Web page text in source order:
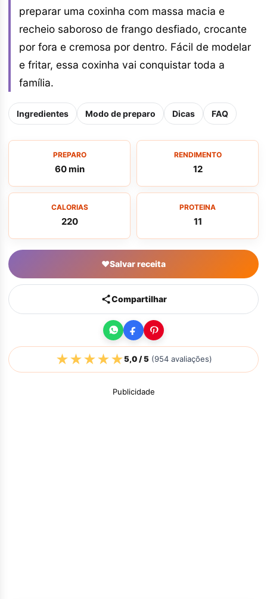
preparar uma coxinha com massa macia e
recheio saboroso de frango desfiado, crocante
por fora e cremosa por dentro. Fácil de modelar
e fritar, essa coxinha vai conquistar toda a
família.
Ingredientes Modo de preparo Dicas FAQ
PREPARO
60 min
RENDIMENTO
12
CALORIAS
220
PROTEINA
11
♥Salvar receita
Compartilhar
★★★★★5,0/ 5(954avaliações)
Publicidade